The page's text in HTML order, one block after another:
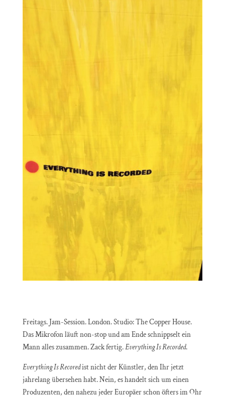
Freitags. Jam-Session. London. Studio: The Copper House.
Das Mikrofon läuft non-stop und am Ende schnippselt ein
Mann alles zusammen. Zack fertig.Everything Is Recorded.
Everything Is Recoredist nicht der Künstler, den Ihr jetzt
jahrelang übersehen habt. Nein, es handelt sich um einen
Produzenten, den nahezu jeder Europäer schon öfters im Ohr